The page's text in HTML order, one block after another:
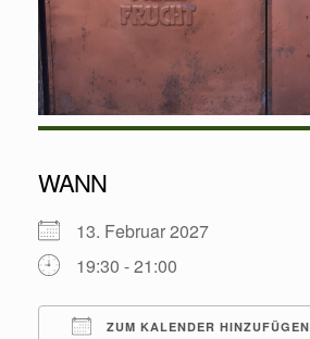
WANN
13. Februar 2027
19:30 - 21:00
ZUM KALENDER HINZUFÜGEN